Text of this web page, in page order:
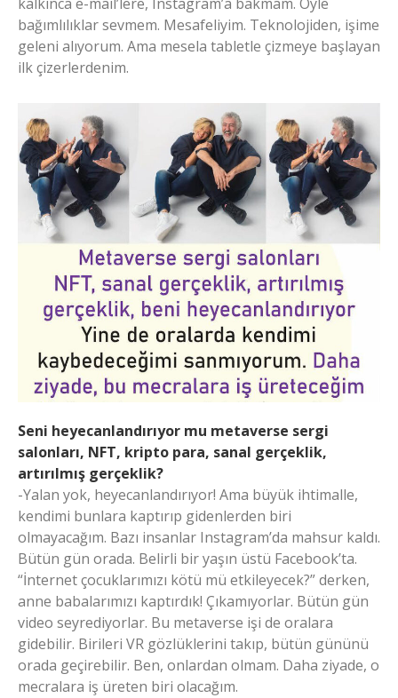
bağımlılıklar sevmem. Mesafeliyim. Teknolojiden, işime
geleni alıyorum. Ama mesela tabletle çizmeye başlayan
ilk çizerlerdenim.
Seni heyecanlandırıyor mu metaverse sergi
salonları, NFT, kripto para, sanal gerçeklik,
artırılmış gerçeklik?
-Yalan yok, heyecanlandırıyor! Ama büyük ihtimalle,
kendimi bunlara kaptırıp gidenlerden biri
olmayacağım. Bazı insanlar Instagram’da mahsur kaldı.
Bütün gün orada. Belirli bir yaşın üstü Facebook’ta.
“İnternet çocuklarımızı kötü mü etkileyecek?” derken,
anne babalarımızı kaptırdık! Çıkamıyorlar. Bütün gün
video seyrediyorlar. Bu metaverse işi de oralara
gidebilir. Birileri VR gözlüklerini takıp, bütün gününü
orada geçirebilir. Ben, onlardan olmam. Daha ziyade, o
mecralara iş üreten biri olacağım.